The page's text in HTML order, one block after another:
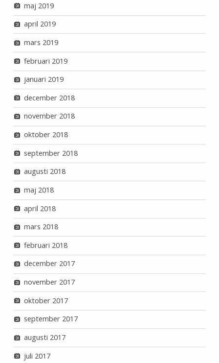
maj 2019
april 2019
mars 2019
februari 2019
januari 2019
december 2018
november 2018
oktober 2018
september 2018
augusti 2018
maj 2018
april 2018
mars 2018
februari 2018
december 2017
november 2017
oktober 2017
september 2017
augusti 2017
juli 2017